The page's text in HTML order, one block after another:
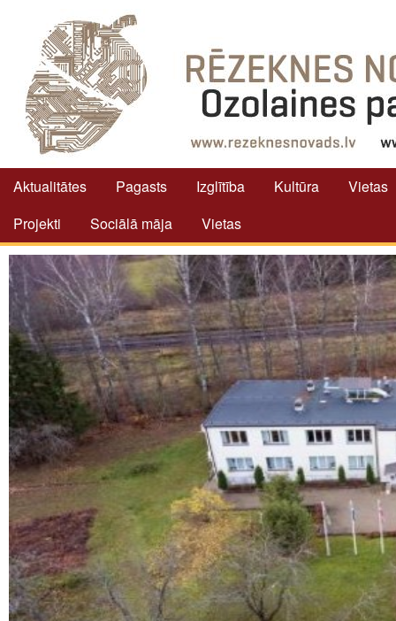
Aktualitātes Pagasts Izglītība Kultūra
Vietas
Projekti
Sociālā māja Vietas